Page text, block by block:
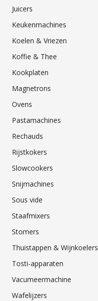
Juicers
Keukenmachines
Koelen & Vriezen
Koffie & Thee
Kookplaten
Magnetrons
Ovens
Pastamachines
Rechauds
Rijstkokers
Slowcookers
Snijmachines
Sous vide
Staafmixers
Stomers
Thuistappen & Wijnkoelers
Tosti-apparaten
Vacumeermachine
Wafelijzers